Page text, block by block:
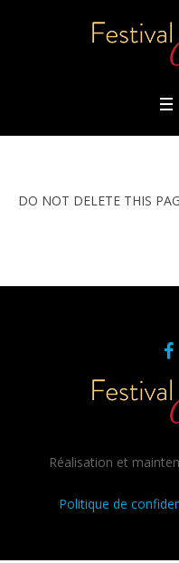
DO NOT DELETE THIS
Réalisation et
Politique de